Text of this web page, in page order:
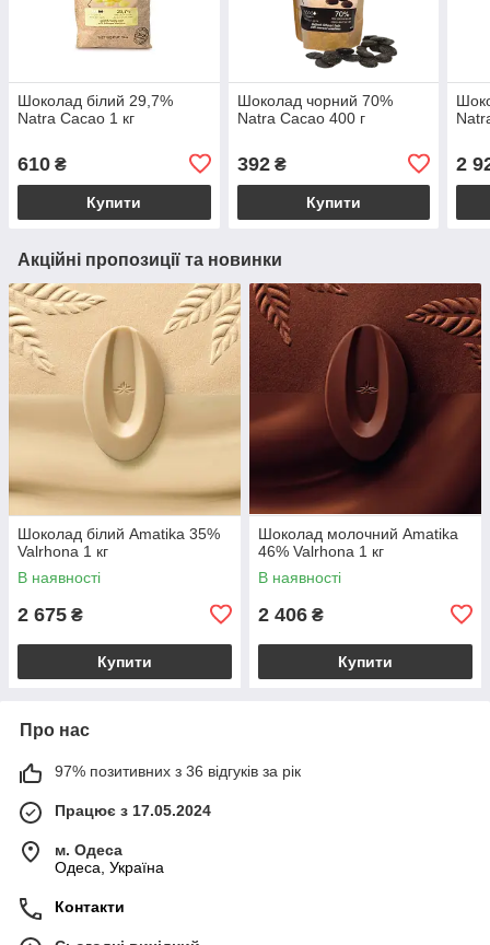
Шоколад білий 29,7%
Natra Cacao 1 кг
610 ₴
Купити
Шоколад чорний 70%
Natra Cacao 400 г
392₴
Купити
2
Акційні пропозиції та новинки
Шоколад білий Amatika 35%
Valrhona 1 кг
В наявності
2 675 ₴
Купити
Шоколад молочний Amatika
46% Valrhona 1 кг
В наявності
2 406 ₴
Купити
Про нас
97% позитивних з 36 відгуків за рік
Працює з 17.05.2024
м. Одеса
Одеса, Україна
Контакти